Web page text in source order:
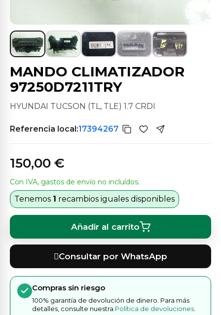
MANDO CLIMATIZADOR
97250D7211TRY
HYUNDAI TUCSON (TL, TLE) 1.7 CRDI
Referencia local:17394267
150,00 €
Con IVA, gastos de envío no incluídos.
Tenemos 1 recambios iguales disponibles
Añadir al carrito
Consultar por WhatsApp
Compras sin riesgo
100% garantía de devolución de dinero. Para más
detalles, consulte nuestra Política de devoluciones